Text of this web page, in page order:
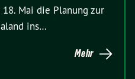
Mai die Planung zur
ins…
Mehr